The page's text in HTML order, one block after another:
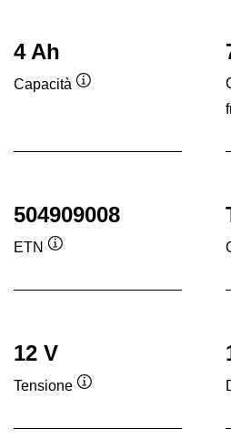
4 Ah
Capacità
504909008
ETN
12 V
Tensione